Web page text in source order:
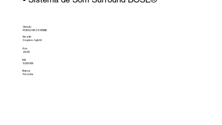
Veículo
PORSCHE CAYENNE
Versão
Coupé e-hybrid
Ano
2025
KM
5.000 KM
Marca
Porsche